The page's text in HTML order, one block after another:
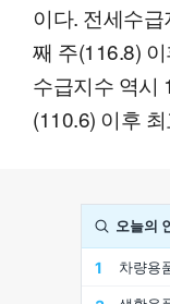
이다. 전세수
째 주(116.8)
수급지수 역시
(110.6) 이후